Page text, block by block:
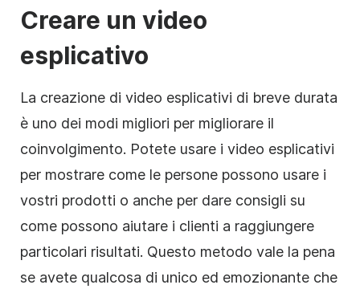
Creare un video
esplicativo
La creazione di video esplicativi di breve durata
è uno dei modi migliori per migliorare il
coinvolgimento. Potete usare i video esplicativi
per mostrare come le persone possono usare i
vostri prodotti o anche per dare consigli su
come possono aiutare i clienti a raggiungere
particolari risultati. Questo metodo vale la pena
se avete qualcosa di unico ed emozionante che